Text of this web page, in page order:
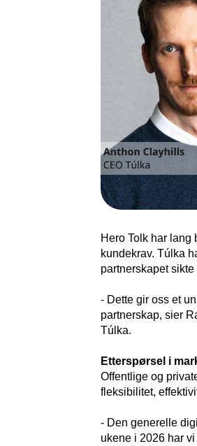
Hero Tolk har lang
kundekrav. Túlka
partnerskapet
- Dette gir oss et
partnerskap, sier
Túlka.
Etterspørsel i
Offentlige og
fleksibilitet,
- Den generelle
ukene i 2026 har